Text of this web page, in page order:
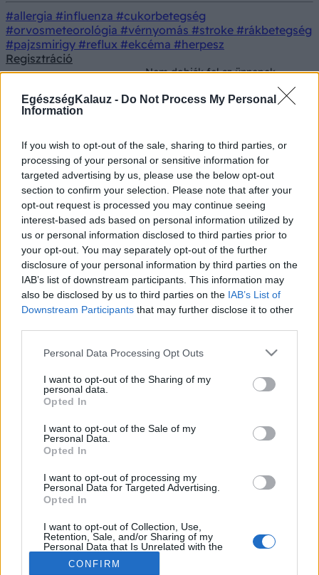
EgészségKalauz - Do Not Process My Personal
Information
If you wish to opt-out of the sale, sharing to third parties, or
processing of your personal or sensitive information for
targeted advertising by us, please use the below opt-out
section to confirm your selection. Please note that after your
opt-out request is processed you may continue seeing
interest-based ads based on personal information utilized by
us or personal information disclosed to third parties prior to
your opt-out. You may separately opt-out of the further
disclosure of your personal information by third parties on the
IAB’s list of downstream participants. This information may
also be disclosed by us to third parties on the IAB’s List of
Downstream Participants that may further disclose it to other
Please note that this website/app uses one or more Google
not limited to your visit or usage behaviour. You may click to
grant or deny consent to Google and its third-party tags to
use your data for below specified purposes in below Google
consent section.
Personal Data Processing Opt Outs
I want to opt-out of the Sharing of my
personal data.
Opted In
I want to opt-out of the Sale of my
Personal Data.
Opted In
I want to opt-out of processing my
Personal Data for Targeted Advertising.
Opted In
I want to opt-out of Collection, Use,
Retention, Sale, and/or Sharing of my
Personal Data that Is Unrelated with the
Purposes for which it was collected.
Opted Out
CONFIRM
#allergia #influenza #cukorbetegség
#orvosmeteorológia #vérnyomás #stroke #rákbetegség
#pajzsmirigy #reflux #ekcéma #herpesz
Regisztráció
egészség
Nem dobják fel az ünnepek
lehangolt? Ezek a betegségek is
Nem dobják fel az ünnepek sem,
folyton szomorú és lehangolt? Ezek
a betegségek is okozhatják